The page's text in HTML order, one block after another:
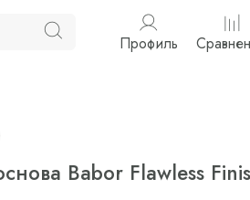
Профиль
Babor Flawless